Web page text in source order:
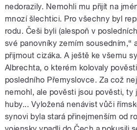
nedorazily. Nemohli mu přijít na
mnozí šlechtici. Pro všechny byl
rodu. Češi byli (alespoň v
své panovníky zemím sousedním,“
přijmout cizáka. A ještě ke všemu
Albrechta, o kterém kolovaly
posledního Přemyslovce. Za což
nemohl, ale pověsti jsou pověsti, ty
huby... Vyložená nenávist vůči
synovi byla stará přinejmenším od